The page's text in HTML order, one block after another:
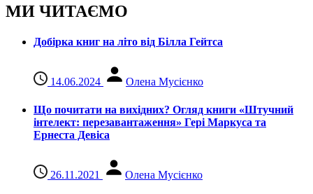
МИ ЧИТАЄМО
Добірка книг на літо від Білла Гейтса
14.06.2024 Олена Мусієнко
Що почитати на вихідних? Огляд книги «Штучний
інтелект: перезавантаження» Гері Маркуса та
Ернеста Девіса
26.11.2021 Олена Мусієнко